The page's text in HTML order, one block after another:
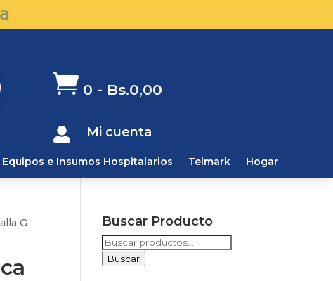
 0 - Bs.0,00
 Mi cuenta
Equipos e Insumos Hospitalarios Telmark Hogar
G
Buscar Producto
Buscar
por:
Buscar